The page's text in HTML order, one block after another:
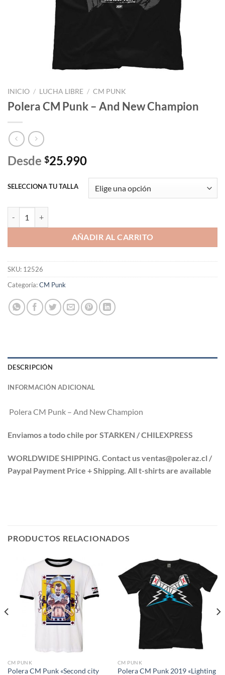
INICIO / LUCHA LIBRE / CM PUNK
Polera CM Punk – And New Champion
Desde $25.990
SELECCIONA TU TALLA
AÑADIR AL CARRITO
SKU: 12526
Categoría:CM Punk
DESCRIPCIÓN
INFORMACIÓN ADICIONAL
Polera CM Punk – And New Champion
Enviamos a todo chile por STARKEN / CHILEXPRESS
WORLDWIDE SHIPPING. Contact us ventas@poleraz.cl /
Paypal Payment Price + Shipping. All t-shirts are available
PRODUCTOS RELACIONADOS
CM PUNK
Polera CM Punk «Second city
CM PUNK
Polera CM Punk 2019 «Lighting